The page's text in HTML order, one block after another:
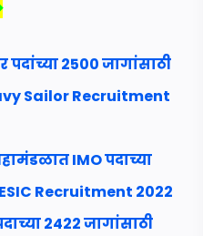
2500 जागांसाठी
Sailor Recruitment
IMO पदाच्या
ESIC Recruitment 2022
2422 जागांसाठी